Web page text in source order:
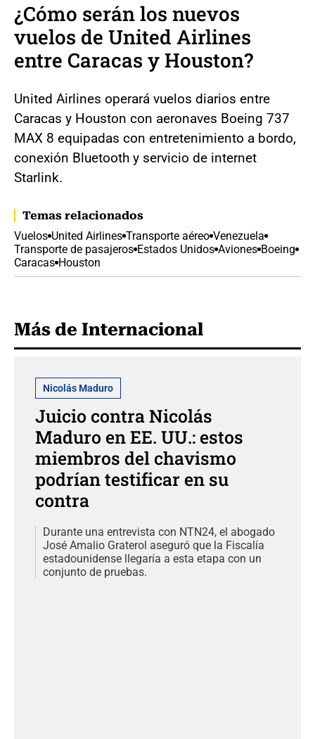
¿Cómo serán los nuevos
vuelos de United Airlines
entre Caracas y Houston?
United Airlines operará vuelos diarios entre
Caracas y Houston con aeronaves Boeing 737
MAX 8 equipadas con entretenimiento a bordo,
conexión Bluetooth y servicio de internet
Starlink.
Temas relacionados
Vuelos United Airlines Transporte aéreo Venezuela
Transporte de pasajeros Estados Unidos Aviones Boeing
Caracas Houston
Más de Internacional
Nicolás Maduro
Juicio contra Nicolás
Maduro en EE. UU.: estos
miembros del chavismo
podrían testificar en su
contra
Durante una entrevista con NTN24, el abogado
José Amalio Graterol aseguró que la Fiscalía
estadounidense llegaría a esta etapa con un
conjunto de pruebas.